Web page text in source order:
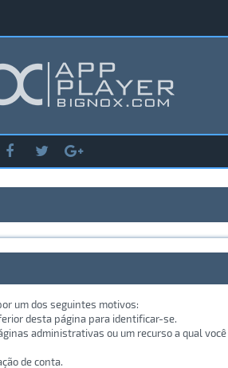
um dos seguintes motivos:
desta página para identificar-se.
administrativas ou um recurso a qual
de conta.